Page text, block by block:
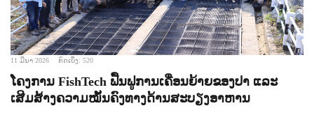
11 ມີນາ 2026 ກົດເບິ່ງ: 520
ໂຄງການ FishTech ຟື້ນຟູການເຄື່ອນຍ້າຍຂອງປາ ແລະ
ເສີມສ້າງຄວາມໝັ້ນຄົງທາງດ້ານສະບຽງອາຫານ